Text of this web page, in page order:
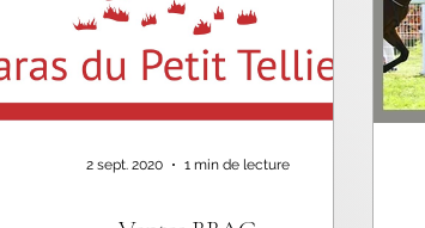
2 sept. 2020 1 min de lecture